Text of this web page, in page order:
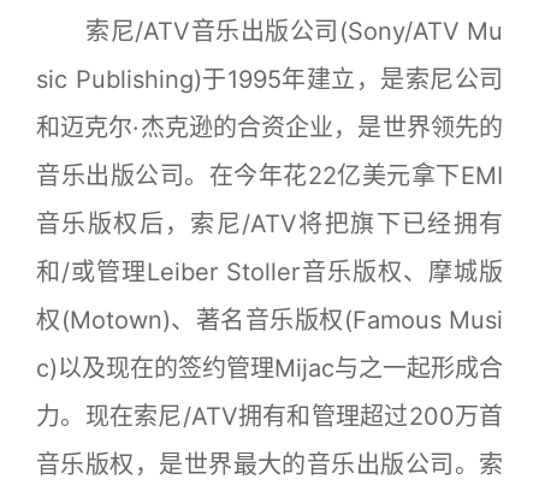
索尼/ATV音乐出版公司(Sony/ATV Mu
sic Publishing)于1995年建立，是索尼公司
和迈克尔·杰克逊的合资企业，是世界领先的
音乐出版公司。在今年花22亿美元拿下EMI
音乐版权后，索尼/ATV将把旗下已经拥有
和/或管理Leiber Stoller音乐版权、摩城版
权(Motown)、著名音乐版权(Famous Musi
c)以及现在的签约管理Mijac与之一起形成合
力。现在索尼/ATV拥有和管理超过200万首
音乐版权，是世界最大的音乐出版公司。索